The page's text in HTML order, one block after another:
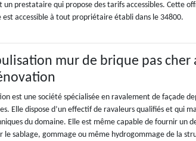
un prestataire qui propose des tarifs accessibles. Cette
est accessible à tout propriétaire établi dans le 34800.
mur de brique pas cher
est une société spécialisée en ravalement de façade
Elle dispose d’un effectif de ravaleurs qualifiés et qui
du domaine. Elle est même capable de fournir un
le sablage, gommage ou même hydrogommage de la